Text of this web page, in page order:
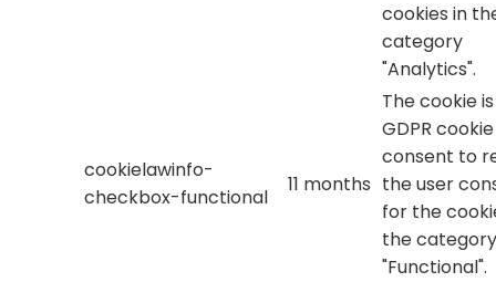
cookies in
category
"Analytics".
cookielawinfo-
checkbox-functional
11 months
The cookie
GDPR cookie
consent to
the user
for the
the category
"Functional".